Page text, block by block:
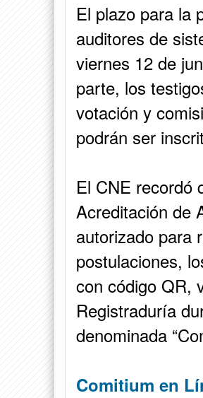
El plazo para la
auditores de
viernes 12 de
parte, los
votación y
podrán ser
El CNE recordó
Acreditación de
autorizado para
postulaciones,
con código QR,
Registraduría
denominada
Comitium en